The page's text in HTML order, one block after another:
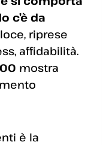
c’è da
riprese
affidabilità.
mostra
è la